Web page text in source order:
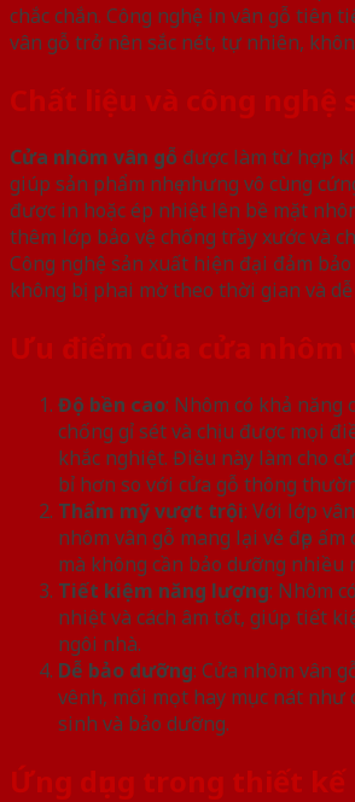
chắc chắn. Công nghệ in vân gỗ tiên
vân gỗ trở nên sắc nét, tự nhiên,
Chất liệu và công nghệ
Cửa nhôm vân gỗ được làm từ hợp
giúp sản phẩm nhẹ nhưng vô cùng
được in hoặc ép nhiệt lên bề mặt
thêm lớp bảo vệ chống trầy xước và
Công nghệ sản xuất hiện đại đảm
không bị phai mờ theo thời gian và
Ưu điểm của cửa nhôm
Độ bền cao: Nhôm có khả năng
chống gỉ sét và chịu được mọi
khắc nghiệt. Điều này làm cho
bỉ hơn so với cửa gỗ thông
Thẩm mỹ vượt trội: Với lớp
nhôm vân gỗ mang lại vẻ đẹp
mà không cần bảo dưỡng nhiều
Tiết kiệm năng lượng: Nhôm
nhiệt và cách âm tốt, giúp tiết
ngôi nhà.
Dễ bảo dưỡng: Cửa nhôm vân
vênh, mối mọt hay mục nát như
sinh và bảo dưỡng.
Ứng dụng trong thiết